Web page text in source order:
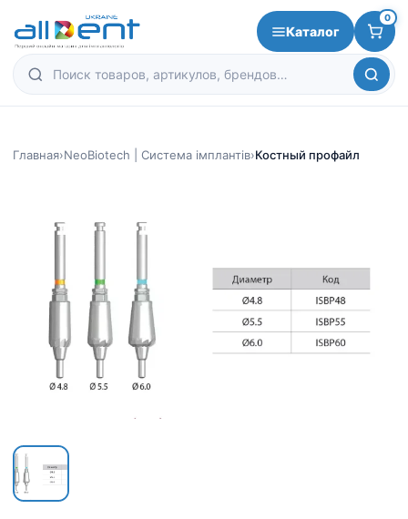
Каталог
0
Главная›NeoBiotech | Система імплантів›Костный профайл